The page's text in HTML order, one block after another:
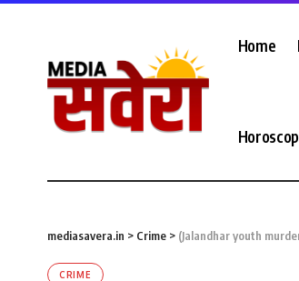
Home
mediasavera.in > Crime > (Jalandhar youth
CRIME